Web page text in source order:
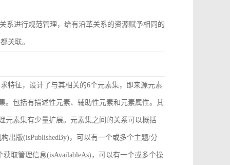
系进行规范管理，给有沿革关系的资源赋予相同的
关联。
特征，设计了与其相关的6个元素集，即来源元素
。包括有描述性元素、辅助性元素和元素属性。其
元素集有少量扩展。元素集之间的关系可以概括
出版(isPublishedBy)，可以有一个或多个主题/分
取管理信息(isAvailableAs)，可以有一个或多个操